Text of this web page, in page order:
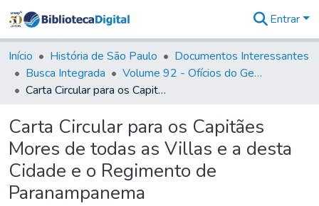
&
Coleções
Tudo na
Biblioteca
Estatísticas
Entrar
Início História de São Paulo
Documentos Interessantes
Busca Integrada
Volume 92 - Ofícios do General D. Luiz aos diversos funcionários da Capitania (1768- 1772)
Carta Circular para os Capitães Mores de todas as Villas e a desta Cidade e o Regimento de Paranampanema
Carta Circular para os Capitães
Mores de todas as Villas e a desta
Cidade e o Regimento de
Paranampanema